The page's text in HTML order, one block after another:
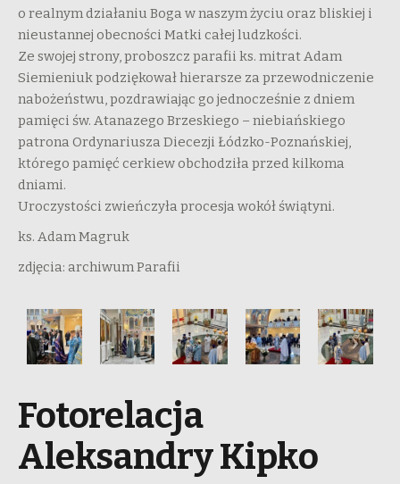
o realnym działaniu Boga w naszym życiu oraz bliskiej i
nieustannej obecności Matki całej ludzkości.
Ze swojej strony, proboszcz parafii ks. mitrat Adam
Siemieniuk podziękował hierarsze za przewodniczenie
nabożeństwu, pozdrawiając go jednocześnie z dniem
pamięci św. Atanazego Brzeskiego – niebiańskiego
patrona Ordynariusza Diecezji Łódzko-Poznańskiej,
którego pamięć cerkiew obchodziła przed kilkoma
dniami.
Uroczystości zwieńczyła procesja wokół świątyni.
ks. Adam Magruk
zdjęcia: archiwum Parafii
Fotorelacja
Aleksandry Kipko